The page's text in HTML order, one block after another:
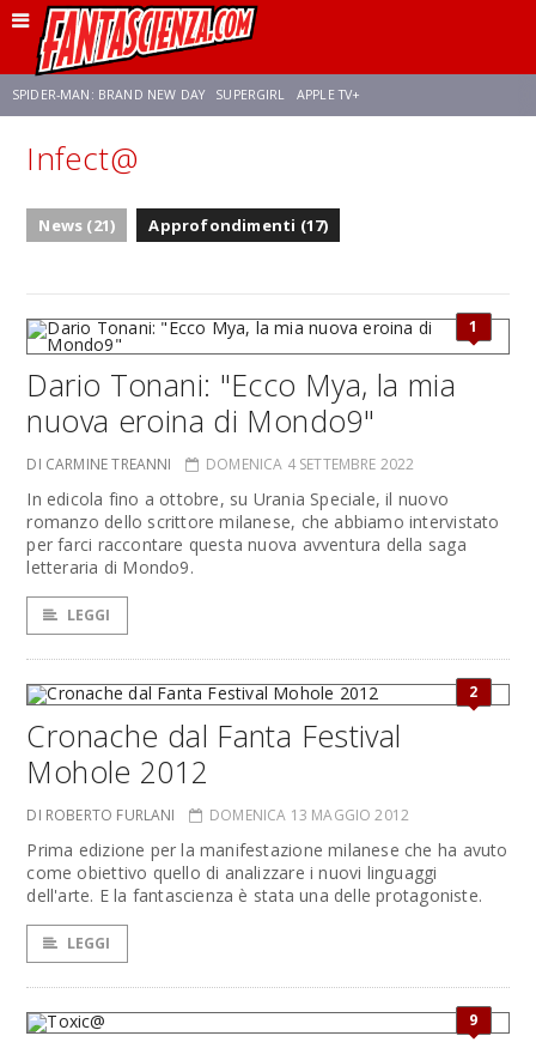
SPIDER-MAN: BRAND NEW DAY SUPERGIRL APPLE TV+
FRANCO RICCIARDIELLO
Infect@
News (21) Approfondimenti (17)
1
Dario Tonani: "Ecco Mya, la mia
nuova eroina di Mondo9"
DI CARMINE TREANNI DOMENICA 4 SETTEMBRE 2022
In edicola fino a ottobre, su Urania Speciale, il nuovo
romanzo dello scrittore milanese, che abbiamo intervistato
per farci raccontare questa nuova avventura della saga
letteraria di Mondo9.
LEGGI
2
Cronache dal Fanta Festival
Mohole 2012
DI ROBERTO FURLANI DOMENICA 13 MAGGIO 2012
Prima edizione per la manifestazione milanese che ha avuto
come obiettivo quello di analizzare i nuovi linguaggi
dell'arte. E la fantascienza è stata una delle protagoniste.
LEGGI
9